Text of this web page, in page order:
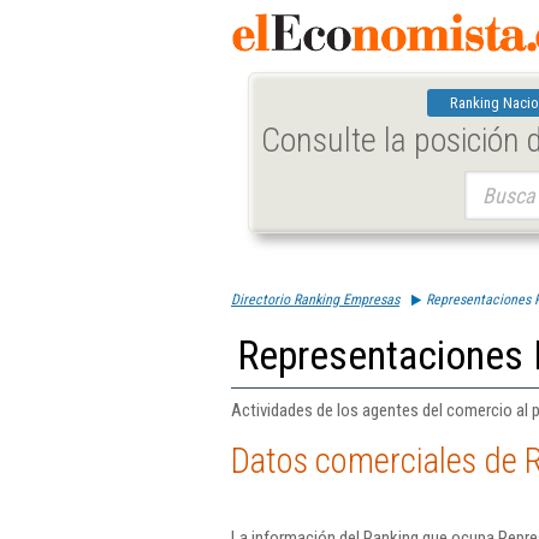
Ranking
Consulte la posición
Directorio Ranking Empresas Representaciones
Representaciones
Actividades de los agentes del comercio al
Datos comerciales de